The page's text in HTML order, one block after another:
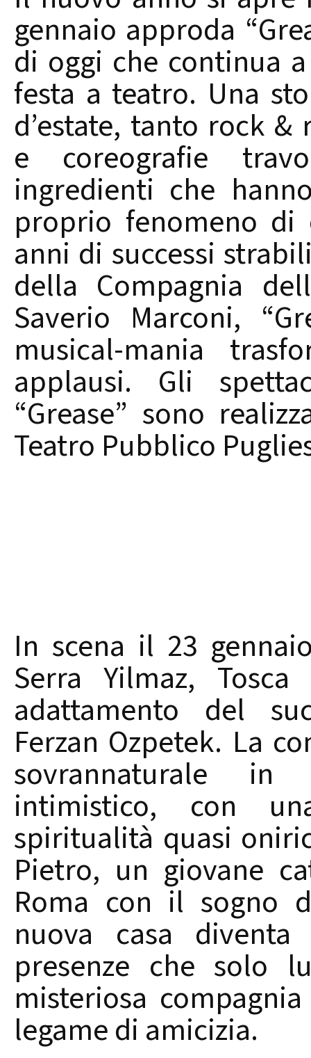
gennaio approda
di oggi che continua
festa a teatro. Una
d’estate, tanto rock
e coreografie
ingredienti che
proprio fenomeno
anni di successi
della Compagnia
Saverio Marconi,
musical-mania
applausi. Gli
“Grease” sono
Teatro Pubblico
In scena il 23
Serra Yilmaz,
adattamento del
Ferzan Ozpetek. La
sovrannaturale
intimistico, con
spiritualità quasi
Pietro, un giovane
Roma con il sogno
nuova casa
presenze che solo
misteriosa
legame di amicizia.